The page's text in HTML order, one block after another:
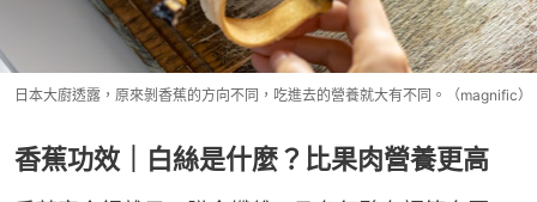
日本大廚透露，原來剝香蕉的方向不同，吃進去的營養就大有不同。（magnific）
香蕉功效｜白絲是什麼？比果肉營養更高